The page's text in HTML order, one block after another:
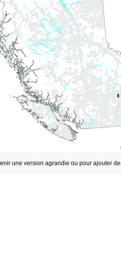
une version agrandie ou pour ajouter